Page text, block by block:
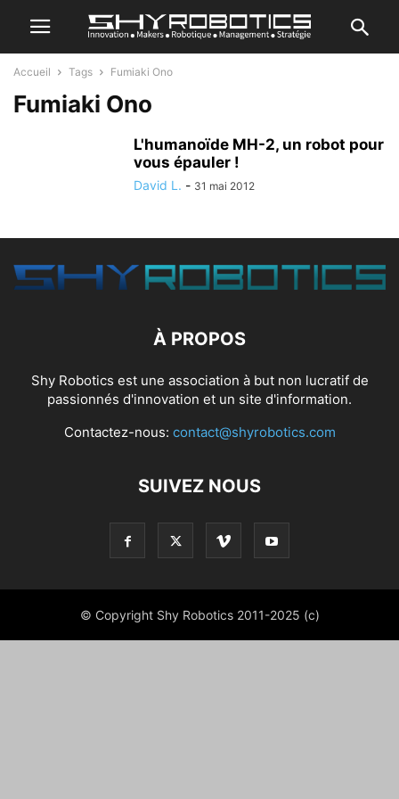
Accueil Tags Fumiaki Ono
Fumiaki Ono
L'humanoïde MH-2, un robot pour
vous épauler !
David L. - 31 mai 2012
À PROPOS
Shy Robotics est une association à but non lucratif de
passionnés d'innovation et un site d'information.
Contactez-nous: contact@shyrobotics.com
SUIVEZ NOUS
© Copyright Shy Robotics 2011-2025 (c)